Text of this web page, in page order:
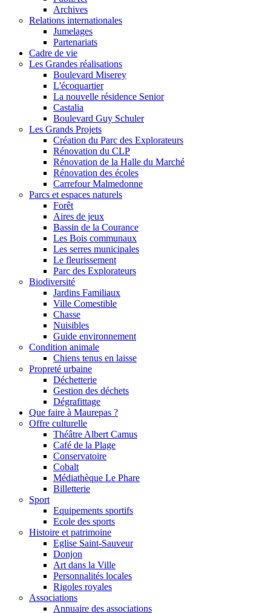
Archives
Relations internationales
Jumelages
Partenariats
Cadre de vie
Les Grandes réalisations
Boulevard Miserey
L'écoquartier
La nouvelle résidence Senior
Castalia
Boulevard Guy Schuler
Les Grands Projets
Création du Parc des Explorateurs
Rénovation du CLP
Rénovation de la Halle du Marché
Rénovation des écoles
Carrefour Malmedonne
Parcs et espaces naturels
Forêt
Aires de jeux
Bassin de la Courance
Les Bois communaux
Les serres municipales
Le fleurissement
Parc des Explorateurs
Biodiversité
Jardins Familiaux
Ville Comestible
Chasse
Nuisibles
Guide environnement
Condition animale
Chiens tenus en laisse
Propreté urbaine
Déchetterie
Gestion des déchets
Dégrafittage
Que faire à Maurepas ?
Offre culturelle
Théâtre Albert Camus
Café de la Plage
Conservatoire
Cobalt
Médiathèque Le Phare
Billetterie
Sport
Equipements sportifs
Ecole des sports
Histoire et patrimoine
Eglise Saint-Sauveur
Donjon
Art dans la Ville
Personnalités locales
Rigoles royales
Associations
Annuaire des associations